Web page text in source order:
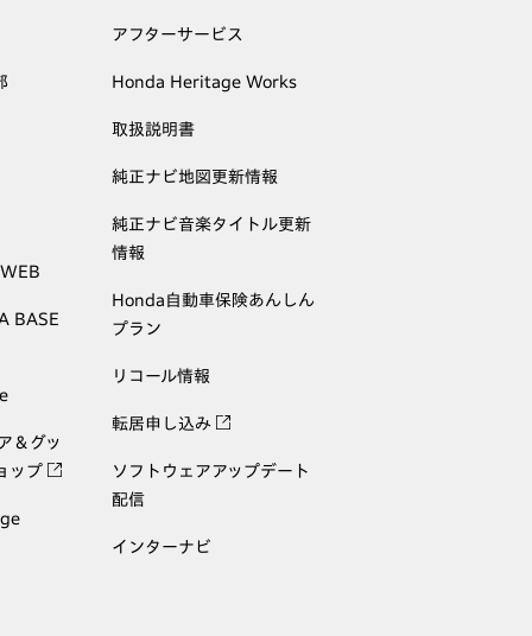
BASE
＆グッ
ップ
アフターサービス
Honda Heritage Works
取扱説明書
純正ナビ地図更新情報
純正ナビ音楽タイトル更新
情報
Honda自動車保険あんしん
プラン
リコール情報
転居申し込み
ソフトウェアアップデート
配信
インターナビ